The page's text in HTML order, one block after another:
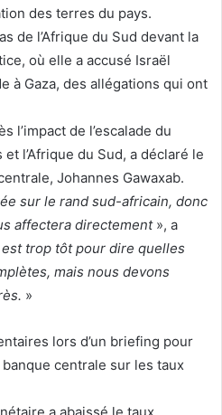
des terres du pays.
de l’Afrique du Sud devant la
où elle a accusé Israël
à Gaza, des allégations qui ont
l’impact de l’escalade du
l’Afrique du Sud, a déclaré le
Johannes Gawaxab.
sur le rand sud-africain, donc
affectera directement», a
trop tôt pour dire quelles
mais nous devons
»
lors d’un briefing pour
centrale sur les taux